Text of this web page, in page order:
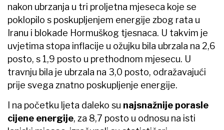
nakon ubrzanja u tri proljetna mjeseca koje se
poklopilo s poskupljenjem energije zbog rata u
Iranu i blokade Hormuškog tjesnaca. U takvim je
uvjetima stopa inflacije u ožujku bila ubrzala na 2,6
posto, s 1,9 posto u prethodnom mjesecu. U
travnju bila je ubrzala na 3,0 posto, odražavajući
prije svega znatno poskupljenje energije.
I na početku ljeta daleko su najsnažnije porasle
cijene energije, za 8,7 posto u odnosu na isti